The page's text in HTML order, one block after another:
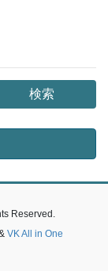
Reserved.
VK All in One